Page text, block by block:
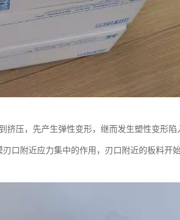
压，先产生弹性变形，继而发生塑性变形陷
口附近应力集中的作用，刃口附近的板料开